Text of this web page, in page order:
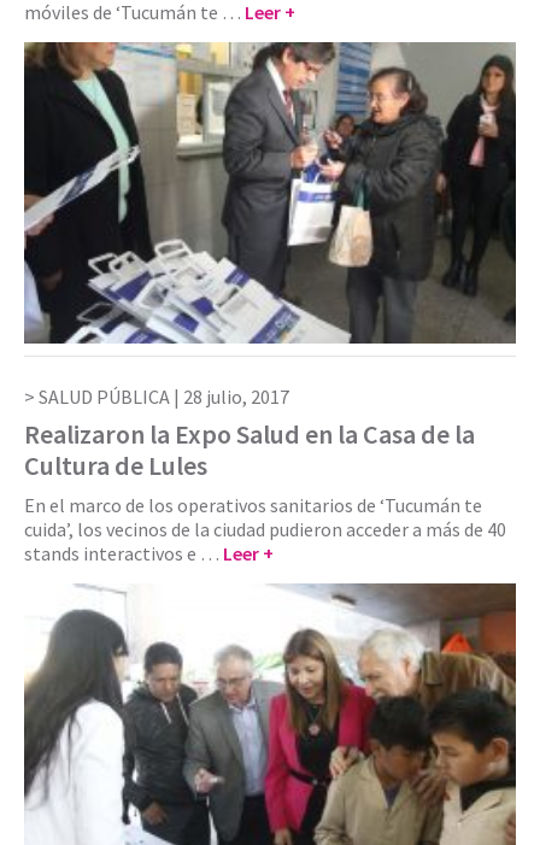
móviles de ‘Tucumán te … Leer +
SALUD PÚBLICA | 28 julio, 2017
Realizaron la Expo Salud en la Casa de la
Cultura de Lules
En el marco de los operativos sanitarios de ‘Tucumán te
cuida’, los vecinos de la ciudad pudieron acceder a más de 40
stands interactivos e … Leer +